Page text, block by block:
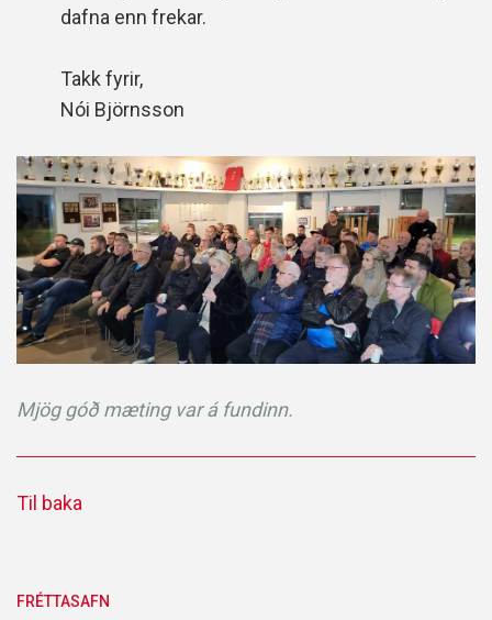
dafna enn frekar.
Takk fyrir,
Nói Björnsson
Mjög góð mæting var á fundinn.
Til baka
FRÉTTASAFN